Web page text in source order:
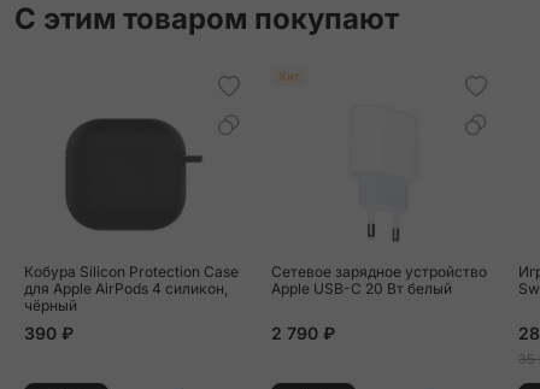
С этим товаром покупают
Кобура Silicon Protection Case
для Apple AirPods 4 силикон,
чёрный
390 ₽
Хит
Сетевое зарядное устройство
Apple USB-C 20 Вт белый
2 790 ₽
35